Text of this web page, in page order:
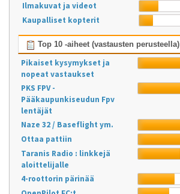
Ilmakuvat ja videot
Kaupalliset kopterit
Top 10 -aiheet (vastausten perusteella)
Pikaiset kysymykset ja
nopeat vastaukset
PKS FPV -
Pääkaupunkiseudun Fpv
lentäjät
Naze 32 / Baseflight ym.
Ottaa pattiin
Taranis Radio : linkkejä
aloittelijalle
4-roottorin pärinää